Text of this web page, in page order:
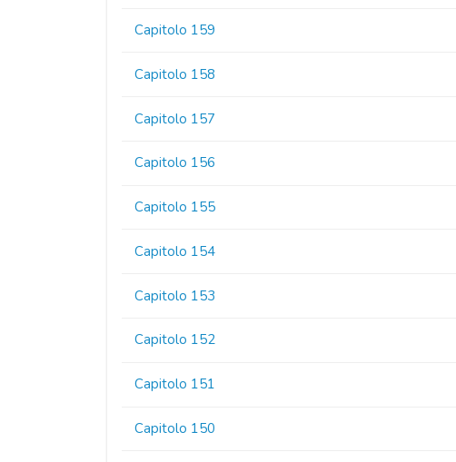
Capitolo 159
Capitolo 158
Capitolo 157
Capitolo 156
Capitolo 155
Capitolo 154
Capitolo 153
Capitolo 152
Capitolo 151
Capitolo 150